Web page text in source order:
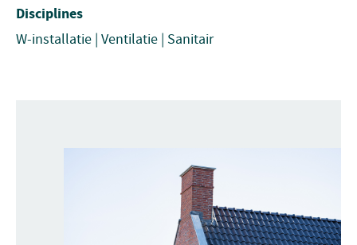
Disciplines
W-installatie | Ventilatie | Sanitair